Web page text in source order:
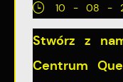
10 - 08 -
Stwórz z
Centrum